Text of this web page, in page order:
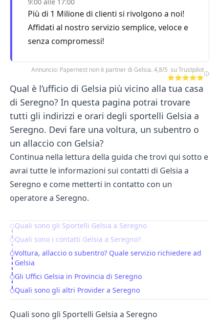
Più di 1 Milione di clienti si rivolgono a noi!
Affidati al nostro servizio semplice, veloce e
senza compromessi!
Annuncio: Papernest non è partner di Gelsia. 4,8/5 su Trustpilot
⭐⭐⭐⭐⭐
Qual è l’ufficio di Gelsia più vicino alla tua casa
di Seregno? In questa pagina potrai trovare
tutti gli indirizzi e orari degli sportelli Gelsia a
Seregno. Devi fare una voltura, un subentro o
un allaccio con Gelsia?
Continua nella lettura della guida che trovi qui sotto e
avrai tutte le informazioni sui contatti di Gelsia a
Seregno e come metterti in contatto con un
operatore a Seregno.
Table of Contents
Quali sono gli Sportelli Gelsia a Seregno
Quali sono i contatti Gelsia a Seregno?
Voltura, allaccio o subentro? Quale servizio richiedere ad
Gelsia
Gli Uffici Gelsia in Provincia di Seregno
Quali sono gli altri Provider a Seregno
Quali sono gli Sportelli Gelsia a Seregno